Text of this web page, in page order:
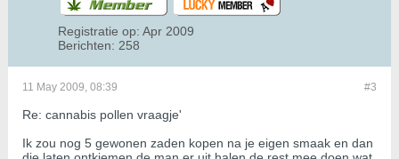
Registratie op: Apr 2009
Berichten: 258
#3
11 May 2009, 08:39
Re: cannabis pollen vraagje'
Ik zou nog 5 gewonen zaden kopen na je eigen smaak en dan